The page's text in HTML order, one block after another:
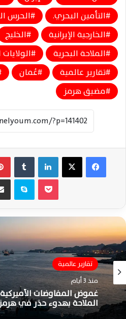
التأمين البحري.
الحرس
الخارجية الإيرانية
الخليج
الملاحة البحرية
تقارير عالمية
عُمان
مضيق هرمز
فيسبوك ‫X لينكدإن
سكايب
تقارير عالمية
منذ 3 أيام
غموض المفاوضات الأميركية
تقارير عالمية
منذ 3 أيام